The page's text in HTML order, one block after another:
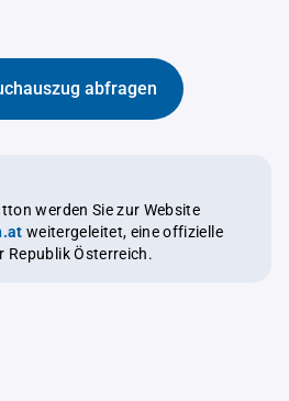
abfragen
werden Sie zur Website
weitergeleitet, eine offizielle
Republik Österreich.